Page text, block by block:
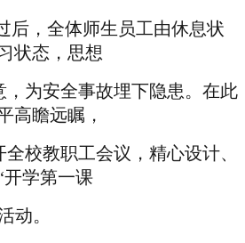
，全体师生员工由休息状
状态，思想
，为安全事故埋下隐患。在此
高瞻远瞩，
校教职工会议，精心设计、
学第一课
动。